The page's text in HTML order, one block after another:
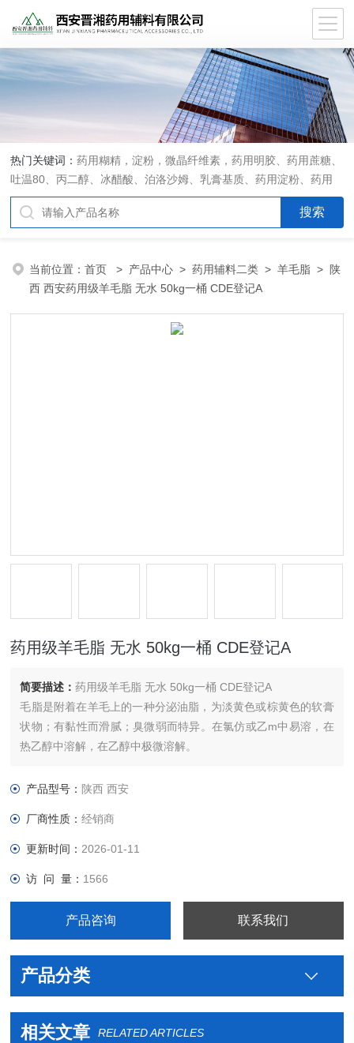
热门关键词：药用糊精，淀粉，微晶纤维素，药用明胶、药用蔗糖、
吐温80、丙二醇、冰醋酸、泊洛沙姆、乳膏基质、药用淀粉、药用
糊精、硬脂酸镁、聚丙烯酸树脂系列、羧甲基淀粉钠、羧甲基纤维素
钠、可溶性淀粉、甘露醇、羟丙纤维素、羟丙基甲基纤维素、乳糖、
甲基纤维素、乙基纤维素，三氯蔗糖，麝香草酚，药用蜂蜜，
当前位置：首页 > 产品中心 >药用辅料二类 >羊毛脂 > 陕
西 西安药用级羊毛脂 无水 50kg一桶 CDE登记A
药用级羊毛脂 无水 50kg一桶 CDE登记A
简要描述：药用级羊毛脂 无水 50kg一桶 CDE登记A
毛脂是附着在羊毛上的一种分泌油脂，为淡黄色或棕黄色的软膏
状物；有黏性而滑腻；臭微弱而特异。在氯仿或乙m中易溶，在
热乙醇中溶解，在乙醇中极微溶解。
产品型号： 陕西 西安
厂商性质：经销商
更新时间： 2026-01-11
访 问 量： 1566
产品咨询 联系我们
产品分类
相关文章 RELATED ARTICLES